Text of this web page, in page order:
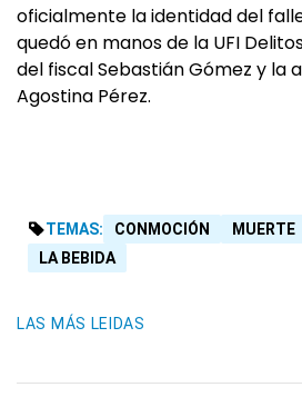
oficialmente la identidad del
quedó en manos de la UFI
del fiscal Sebastián Gómez y la
Agostina Pérez.
TEMAS: CONMOCIÓN MUERTE
LA BEBIDA
LAS MÁS LEIDAS